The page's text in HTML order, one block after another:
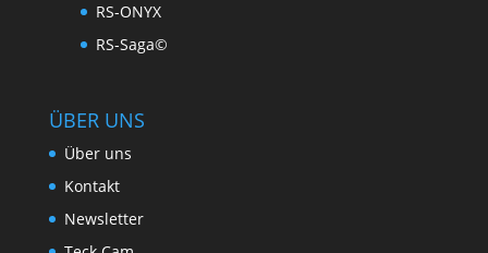
RS-ONYX
RS-Saga©
ÜBER UNS
Über uns
Kontakt
Newsletter